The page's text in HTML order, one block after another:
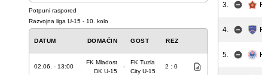
Potpuni raspored
Razvojna liga U-15 - 10. kolo
DATUM DOMAĆIN GOST REZ
02.06. - 13:00
FK Mladost
DK U-15
-
FK Tuzla
City U-15
2 : 0
3.
4.
5.